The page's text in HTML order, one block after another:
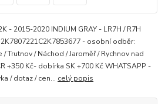
- 2015-2020 INDIUM GRAY - LR7H / R7H
2K7807221C2K7853677 - osobní odběr:
Trutnov / Náchod / Jaroměř / Rychnov nad
+350 Kč- dobírka SK +700 Kč WHATSAPP -
/ dotaz / cen... celý popis